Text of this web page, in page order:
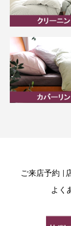
ご来店予約
よく